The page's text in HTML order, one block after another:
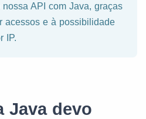
API com Java, graças
acessos e à possibilidade
IP.
Java devo